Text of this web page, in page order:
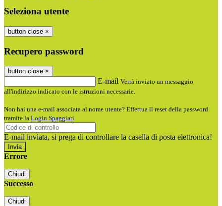
Seleziona utente
button close ×
Recupero password
button close ×
E-mail Verrà inviato un messaggio
all'indirizzo indicato con le istruzioni necessarie.
Non hai una e-mail associata al nome utente? Effettua il reset della password
tramite la Login Spaggiari
E-mail inviata, si prega di controllare la casella di posta elettronica!
Errore
Chiudi
Successo
Chiudi